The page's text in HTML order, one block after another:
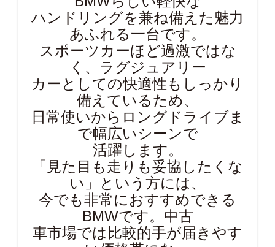
ハンドリングを兼ね備えた魅力
あふれる一台です。
スポーツカーほど過激ではな
く、ラグジュアリー
カーとしての快適性もしっかり
備えているため、
日常使いからロングドライブま
で幅広いシーンで
活躍します。
「見た目も走りも妥協したくな
い」という方には、
今でも非常におすすめできる
BMWです。中古
車市場では比較的手が届きやす